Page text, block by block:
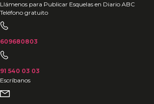
Ir
al
contenido
Llámenos para Publicar Esquelas en Diario ABC
Teléfono gratuito
609680803
91 540 03 03
Escríbanos